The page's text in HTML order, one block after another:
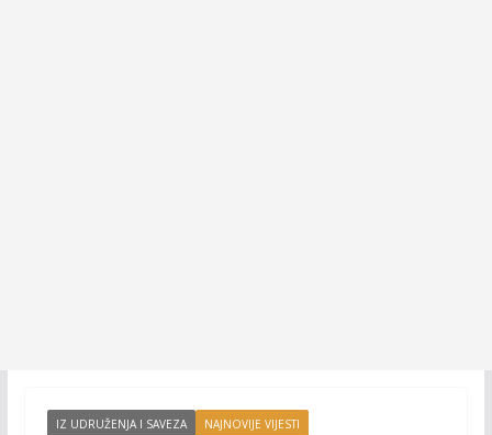
IZ UDRUŽENJA I SAVEZA NAJNOVIJE VIJESTI